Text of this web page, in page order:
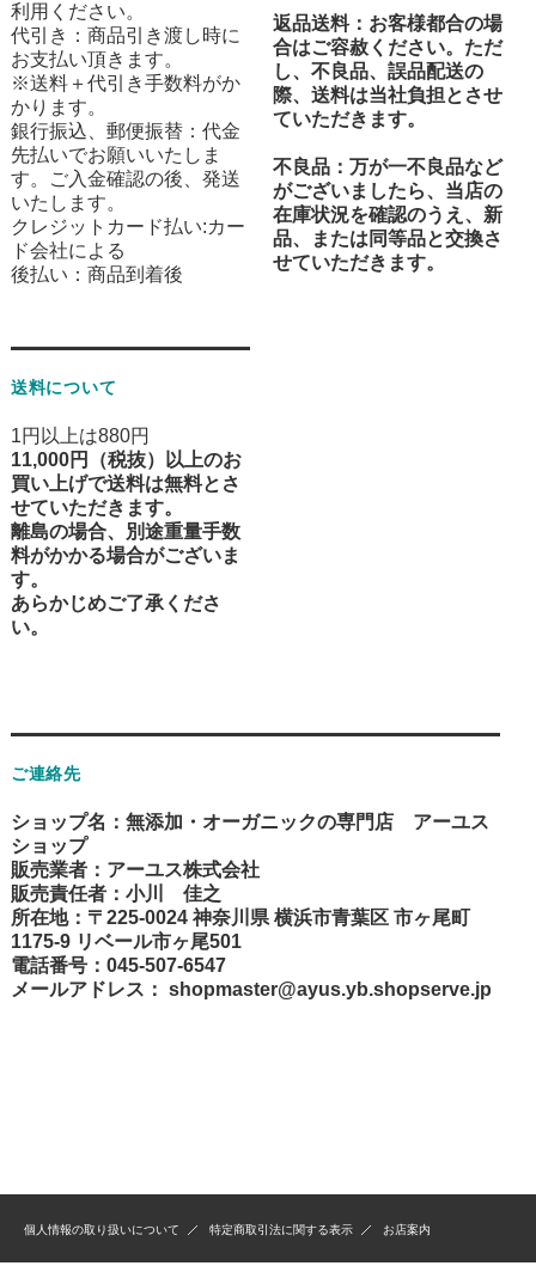
利用ください。
代引き：商品引き渡し時に
お支払い頂きます。
※送料＋代引き手数料がか
かります。
銀行振込、郵便振替：代金
先払いでお願いいたしま
す。ご入金確認の後、発送
いたします。
クレジットカード払い:カー
ド会社による
後払い：商品到着後
送料について
1円以上は880円
11,000円（税抜）以上のお
買い上げで送料は無料とさ
せていただきます。
離島の場合、別途重量手数
料がかかる場合がございま
す。
あらかじめご了承くださ
い。
返品送料：お客様都合の場
合はご容赦ください。ただ
し、不良品、誤品配送の
際、送料は当社負担とさせ
ていただきます。
不良品 ：万が一不良品など
がございましたら、当店の
在庫状況を確認のうえ、新
品、または同等品と交換さ
せていただきます。
ご連絡先
ショップ名：無添加・オーガニックの専門店 アーユス
ショップ
販売業者：アーユス株式会社
販売責任者：小川 佳之
所在地：〒225-0024 神奈川県 横浜市青葉区 市ヶ尾町
1175-9 リベール市ヶ尾501
電話番号：045-507-6547
メールアドレス： shopmaster@ayus.yb.shopserve.jp
個人情報の取り扱いについて 特定商取引法に関する表示 お店案内